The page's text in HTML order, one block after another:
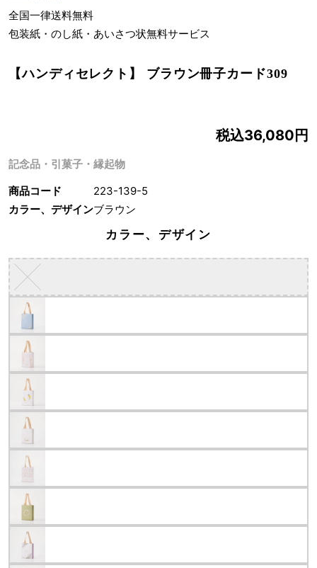
全国一律送料無料
包装紙・のし紙・あいさつ状無料サービス
【ハンディセレクト】 ブラウン冊子カード309
記念品・引菓子・縁起物
税込36,080円
商品コード
223-139-5
カラー、デザインブラウン
カラー、デザイン